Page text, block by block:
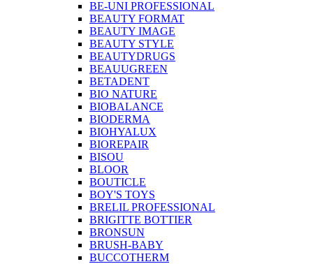
BE-UNI PROFESSIONAL
BEAUTY FORMAT
BEAUTY IMAGE
BEAUTY STYLE
BEAUTYDRUGS
BEAUUGREEN
BETADENT
BIO NATURE
BIOBALANCE
BIODERMA
BIOHYALUX
BIOREPAIR
BISOU
BLOOR
BOUTICLE
BOY'S TOYS
BRELIL PROFESSIONAL
BRIGITTE BOTTIER
BRONSUN
BRUSH-BABY
BUCCOTHERM